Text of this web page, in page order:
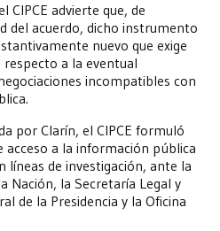
CIPCE advierte que, de
del acuerdo, dicho instrumento
nuevo que exige
a la eventual
incompatibles con
por Clarín, el CIPCE formuló
a la información pública
líneas de investigación, ante la
Nación, la Secretaría Legal y
de la Presidencia y la Oficina